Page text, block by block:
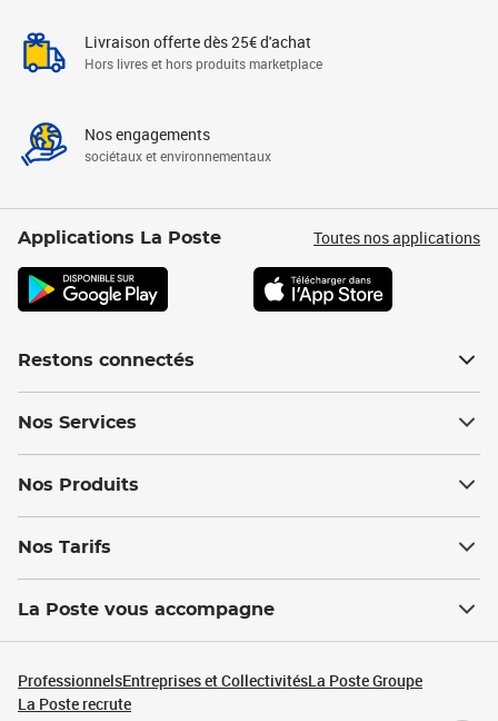
Livraison offerte dès 25€ d'achat
Hors livres et hors produits marketplace
Nos engagements
sociétaux et environnementaux
Applications La Poste Toutes nos applications
Restons connectés
Nos Services
Nos Produits
Nos Tarifs
La Poste vous accompagne
ProfessionnelsEntreprises et CollectivitésLa Poste Groupe
La Poste recrute